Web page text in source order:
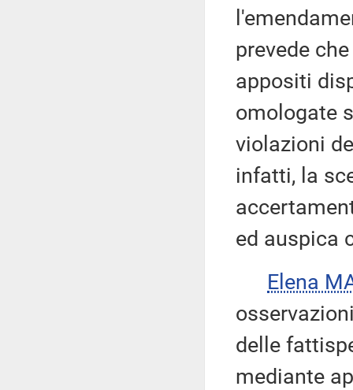
prevede
appositi
omologate
violazioni
infatti, la
ed auspica
Elena
delle
mediante